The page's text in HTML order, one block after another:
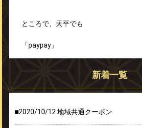
ところで、天平でも
「paypay」
100億円還元も
あっという間に終了したみたいですね。
新着一覧
■2020/10/12 地域共通クーポン